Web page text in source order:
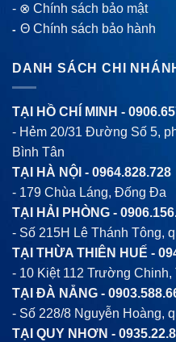
- ⊗ Chính sách bảo mật
-Θ Chính sách bảo hành
DANH SÁCH CHI
TẠI HỒ CHÍ MINH -
- Hẻm 20/31 Đường Số 5,
Bình Tân
TẠI HÀ NỘI - 0964.828.728
- 179 Chùa Láng, Đống Đa
TẠI HẢI PHÒNG -
- Số 215H Lê Thánh Tông,
TẠI THỪA THIÊN HUẾ -
- 10 Kiệt 112 Trường Chinh,
TẠI ĐÀ NẴNG -
- Số 228/8 Nguyễn Hoàng,
TẠI QUY NHƠN -